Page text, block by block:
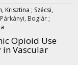
Krisztina ; Szécsi,
Párkányi, Boglár ;
Opioid Use
Vascular